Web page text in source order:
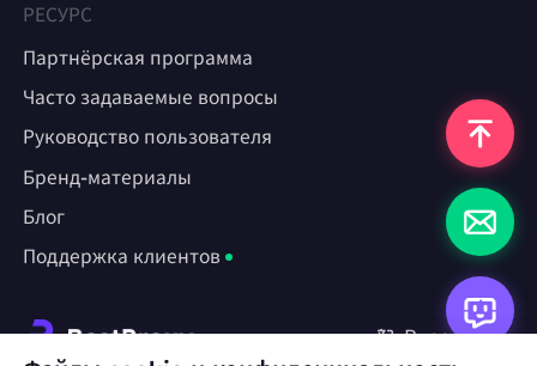
РЕСУРС
Партнёрская программа
Часто задаваемые вопросы
Руководство пользователя
Бренд-материалы
Блог
Поддержка клиентов
Русский